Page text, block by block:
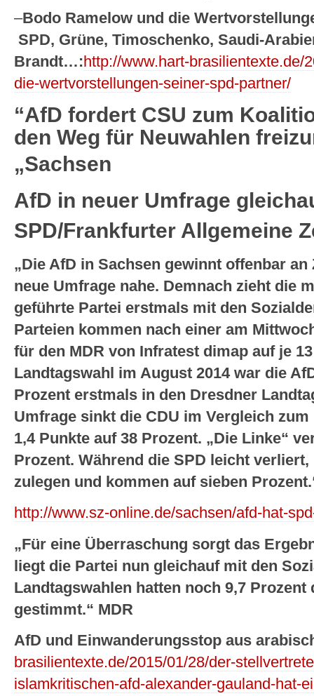
–Bodo Ramelow und die
SPD, Grüne, Timoschenko, Saudi-
Brandt…:http://www.hart-brasilientexte.de/
die-wertvorstellungen-seiner-spd-partner/
“AfD fordert CSU zum
den Weg für Neuwahlen
„Sachsen
AfD in neuer Umfrage
SPD/Frankfurter Allgemeine
„Die AfD in Sachsen gewinnt offenbar
neue Umfrage nahe. Demnach zieht die
geführte Partei erstmals mit den
Parteien kommen nach einer am
für den MDR von Infratest dimap auf je
Landtagswahl im August 2014 war die
Prozent erstmals in den Dresdner
Umfrage sinkt die CDU im Vergleich
1,4 Punkte auf 38 Prozent. „Die Linke“
Prozent. Während die SPD leicht
zulegen und kommen auf sieben
http://www.sz-online.de/sachsen/afd-hat-
„Für eine Überraschung sorgt das
liegt die Partei nun gleichauf mit den
Landtagswahlen hatten noch 9,7
gestimmt.“ MDR
AfD und Einwanderungsstop aus
brasilientexte.de/2015/01/28/der-
islamkritischen-afd-alexander-gauland-hat-